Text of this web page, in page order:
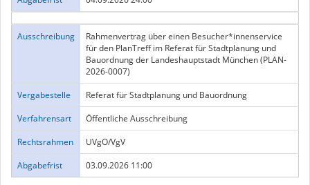
Ausschreibung
Rahmenvertrag über einen Besucher*innenservice
für den PlanTreff im Referat für Stadtplanung und
Bauordnung der Landeshauptstadt München (PLAN-
2026-0007)
Vergabestelle
Referat für Stadtplanung und Bauordnung
Verfahrensart
Öffentliche Ausschreibung
Rechtsrahmen
UVgO/VgV
Abgabefrist
03.09.2026 11:00